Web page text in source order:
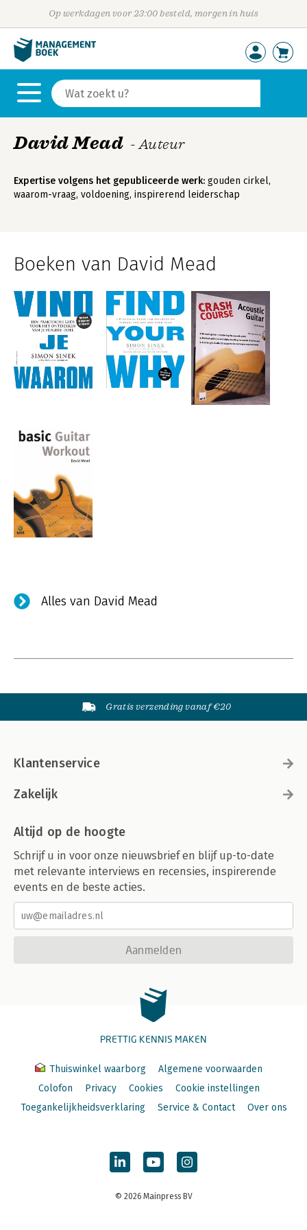
Op werkdagen voor 23:00 besteld, morgen in huis
David Mead - Auteur
Expertise volgens het gepubliceerde werk: gouden cirkel,
waarom-vraag, voldoening, inspirerend leiderschap
Boeken van David Mead
Alles van David Mead
Gratis verzending vanaf €20
Klantenservice
Zakelijk
Altijd op de hoogte
Schrijf u in voor onze nieuwsbrief en blijf up-to-date
met relevante interviews en recensies, inspirerende
events en de beste acties.
Aanmelden
PRETTIG KENNIS MAKEN
Thuiswinkel waarborg
Algemene voorwaarden
Colofon
Privacy Cookies
Cookie instellingen
Toegankelijkheidsverklaring
Service & Contact Over ons
© 2026 Mainpress BV